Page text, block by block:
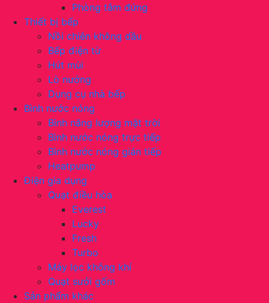
Phòng tắm đứng
Thiết bị bếp
Nồi chiên không dầu
Bếp điện từ
Hút mùi
Lò nướng
Dụng cụ nhà bếp
Bình nước nóng
Bình năng lượng mặt trời
Bình nước nóng trực tiếp
Bình nước nóng gián tiếp
Heatpump
Điện gia dụng
Quạt điều hòa
Everest
Lucky
Fresh
Turbo
Máy lọc không khí
Quạt sưởi gốm
Sản phẩm khác